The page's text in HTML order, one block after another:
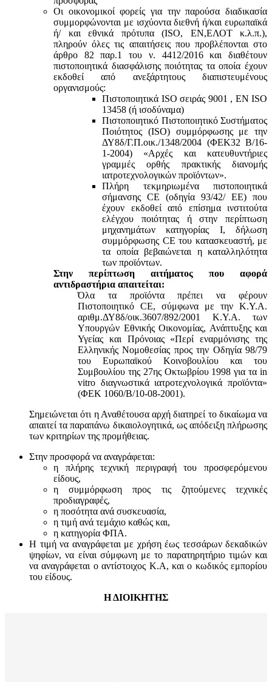
Οι οικονομικοί φορείς για την παρούσα διαδικασία
συμμορφώνονται με ισχύοντα διεθνή ή/και ευρωπαϊκά
ή/ και εθνικά πρότυπα (ISO, ΕΝ,ΕΛΟΤ κ.λ.π.),
πληρούν όλες τις απαιτήσεις που προβλέπονται στο
άρθρο 82 παρ.1 του ν. 4412/2016 και διαθέτουν
πιστοποιητικά διασφάλισης ποιότητας τα οποία έχουν
εκδοθεί από ανεξάρτητους διαπιστευμένους
οργανισμούς:
Πιστοποιητικά ISO σειράς 9001 , ΕΝ ISO
13458 (ή ισοδύναμα)
Πιστοποιητικό Πιστοποιητικό Συστήματος
Ποιότητος (ISO) συμμόρφωσης με την
ΔΥ8δ/Γ.Π.οικ./1348/2004 (ΦΕΚ32 Β/16-
1-2004) «Αρχές και κατευθυντήριες
γραμμές ορθής πρακτικής διανομής
ιατροτεχνολογικών προϊόντων».
Πλήρη τεκμηριωμένα πιστοποιητικά
σήμανσης CE (οδηγία 93/42/ ΕΕ) που
έχουν εκδοθεί από επίσημα ινστιτούτα
ελέγχου ποιότητας ή στην περίπτωση
μηχανημάτων κατηγορίας Ι, δήλωση
συμμόρφωσης CE του κατασκευαστή, με
τα οποία βεβαιώνεται η καταλληλότητα
των προϊόντων.
Στην περίπτωση αιτήματος που αφορά
αντιδραστήρια απαιτείται:
Όλα τα προϊόντα πρέπει να φέρουν
Πιστοποιητικό CE, σύμφωνα με την Κ.Υ.Α.
αριθμ.ΔΥ8δ/οικ.3607/892/2001 Κ.Υ.Α. των
Υπουργών Εθνικής Οικονομίας, Ανάπτυξης και
Υγείας και Πρόνοιας «Περί εναρμόνισης της
Ελληνικής Νομοθεσίας προς την Οδηγία 98/79
του Ευρωπαϊκού Κοινοβουλίου και του
Συμβουλίου της 27ης Οκτωβρίου 1998 για τα in
vitro διαγνωστικά ιατροτεχνολογικά προϊόντα»
(ΦΕΚ 1060/Β/10-08-2001).
Σημειώνεται ότι η Αναθέτουσα αρχή διατηρεί το δικαίωμα να
απαιτεί τα παραπάνω δικαιολογητικά, ως απόδειξη πλήρωσης
των κριτηρίων της προμήθειας.
Στην προσφορά να αναγράφεται:
η πλήρης τεχνική περιγραφή του προσφερόμενου
είδους,
η συμμόρφωση προς τις ζητούμενες τεχνικές
προδιαγραφές,
η ποσότητα ανά συσκευασία,
η τιμή ανά τεμάχιο καθώς και,
η κατηγορία ΦΠΑ.
Η τιμή να αναγράφεται με χρήση έως τεσσάρων δεκαδικών
ψηφίων, να είναι σύμφωνη με το παρατηρητήριο τιμών και
να αναγράφεται ο αντίστοιχος Κ.Α, και ο κωδικός εμπορίου
του είδους.
Η ΔΙΟΙΚΗΤΗΣ